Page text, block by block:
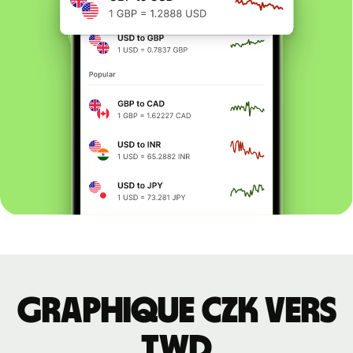
Graphique CZK vers